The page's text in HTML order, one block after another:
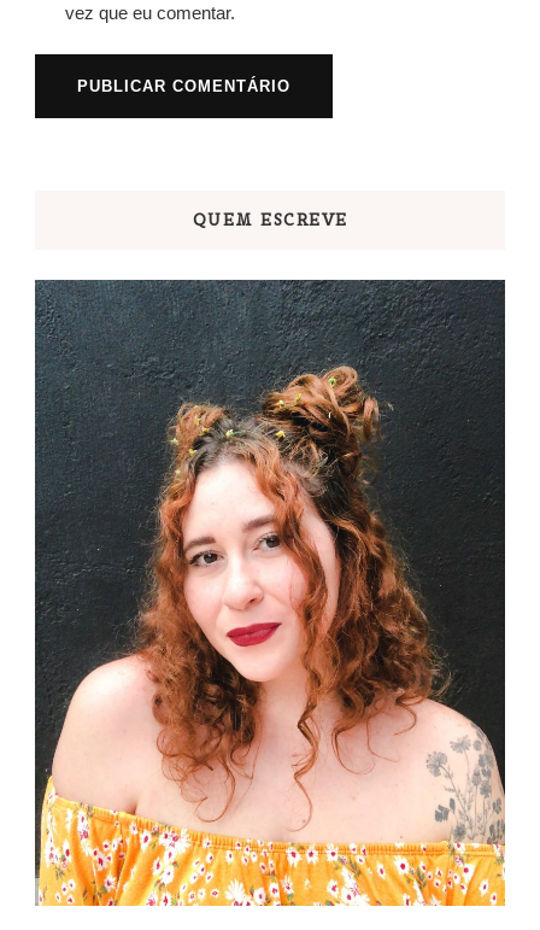
vez que eu comentar.
QUEM ESCREVE